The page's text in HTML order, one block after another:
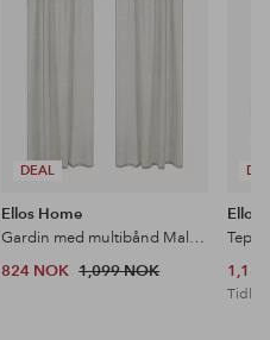
DEAL
Ellos Home
Gardin med multibånd Malva 2-pk i 100% lin
824 NOK 1,099 NOK
Ellos
Tidl.